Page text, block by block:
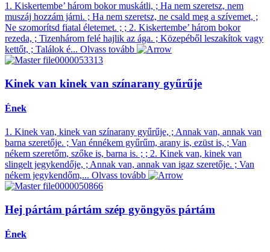
1. Kiskertembe’ három bokor muskátli, ; Ha nem szeretsz, nem
muszáj hozzám járni. ; Ha nem szeretsz, ne csald meg a szívemet, ;
Ne szomorítsd fiatal életemet. ; ; 2. Kiskertembe’ három bokor
rezeda, ; Tizenhárom felé hajlik az ága. ; Közepéből leszakítok vagy
kettőt, ; Találok é... Olvass tovább
Kinek van kinek van színarany gyűrűje
Ének
1. Kinek van, kinek van színarany gyűrűje, ; Annak van, annak van
barna szeretője. ; Van énnékem gyűrűm, arany is, ezüst is, ; Van
nékem szeretőm, szőke is, barna is. ; ; 2. Kinek van, kinek van
slingelt jegykendője, ; Annak van, annak van igaz szeretője. ; Van
nékem jegykendőm,... Olvass tovább
Hej pártám pártám szép gyöngyös pártám
Ének